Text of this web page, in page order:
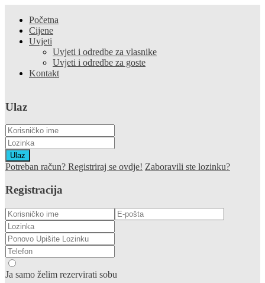
Početna
Cijene
Uvjeti
Uvjeti i odredbe za vlasnike
Uvjeti i odredbe za goste
Kontakt
Ulaz
Ulaz
Potreban račun? Registriraj se ovdje! Zaboravili ste lozinku?
Registracija
Ja samo želim rezervirati sobu